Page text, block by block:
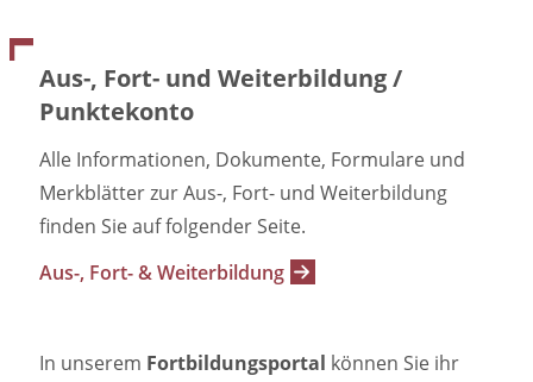
Aus-, Fort- und Weiterbildung /
Punktekonto
Alle Informationen, Dokumente, Formulare und
Merkblätter zur Aus-, Fort- und Weiterbildung
finden Sie auf folgender Seite.
Aus-, Fort- & Weiterbildung
In unserem Fortbildungsportal können Sie ihr